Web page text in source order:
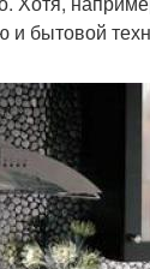
бытовой